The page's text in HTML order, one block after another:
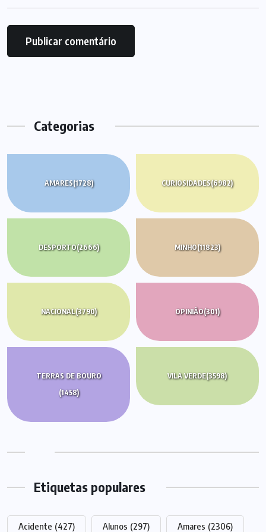
Categorias
AMARES(1728) CURIOSIDADES(6982)
DESPORTO(2666) MINHO(11823)
NACIONAL(3790) OPINIÃO(301)
TERRAS DE BOURO
(1458)
VILA VERDE(3598)
Etiquetas populares
Acidente (427) Alunos (297) Amares (2306)